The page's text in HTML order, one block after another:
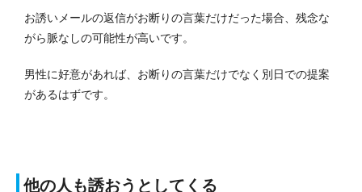
お誘いメールの返信がお断りの言葉だけだった場合、残念な
がら脈なしの可能性が高いです。
男性に好意があれば、お断りの言葉だけでなく別日での提案
があるはずです。
他の人も誘おうとしてくる